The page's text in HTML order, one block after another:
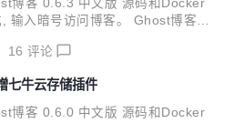
1.0版新特性 1. XpmJS-Server
安全更新 3. 修复小程序SDK
博客 0.6.3 中文版 源码和Docker
输入暗号访问博客。 Ghost博客
键安装，点云DianCLoud用户可
访问博客[新增] 草稿预览功能[新
制。[优化] 登录时间延长至7天
16 评论
七牛云存储插件
博客 0.6.0 中文版 源码和Docker